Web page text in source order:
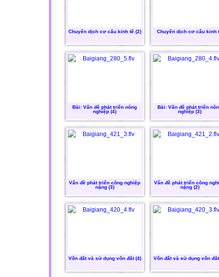
Chuyển dịch cơ cấu kinh tế (2) Chuyển dịch cơ cấu kinh
Bài: Vấn đề phát triển nông
nghiệp (4)
Bài: Vấn đề phát triển
nghiệp (3)
Vấn đề phát triển công nghiệp
nặng (3)
Vấn đề phát triển công
nặng (2)
Vốn đất và sử dụng vốn đất (4) Vốn đất và sử dụng vốn đất